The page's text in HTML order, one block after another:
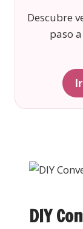
Descubre
paso
DIY